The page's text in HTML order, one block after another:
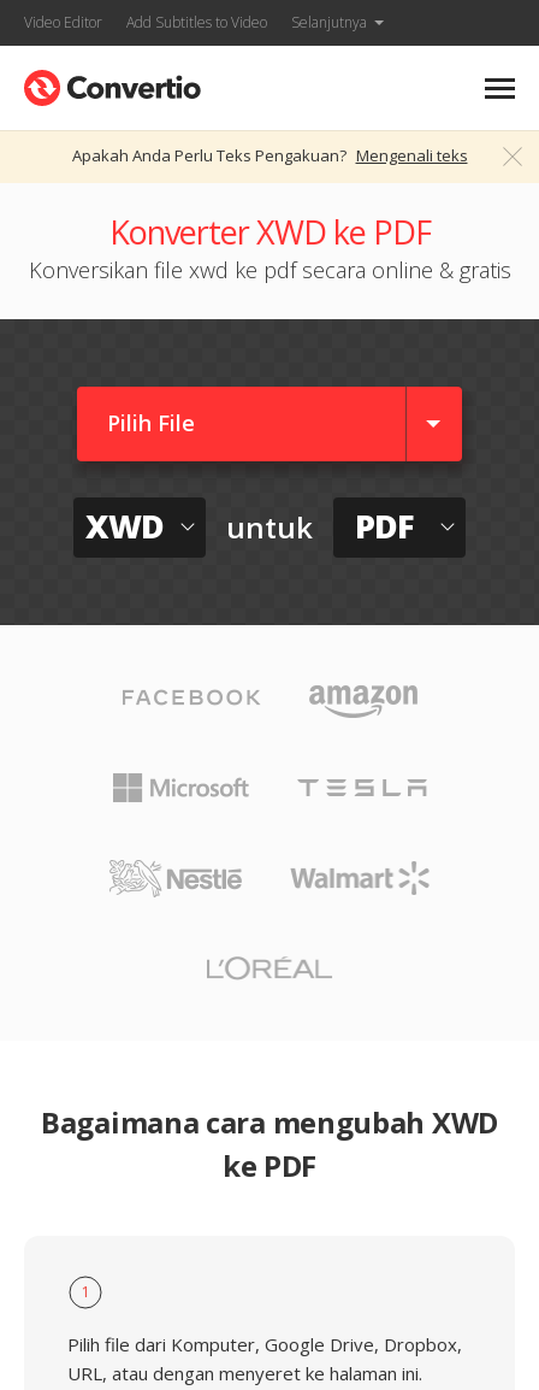
Video Editor Add Subtitles to Video Selanjutnya
Apakah Anda Perlu Teks Pengakuan? Mengenali teks
Konverter XWD ke PDF
Konversikan file xwd ke pdf secara online & gratis
Pilih File
XWD untuk PDF
Bagaimana cara mengubah XWD
ke PDF
1
Pilih file dari Komputer, Google Drive, Dropbox,
URL, atau dengan menyeret ke halaman ini.